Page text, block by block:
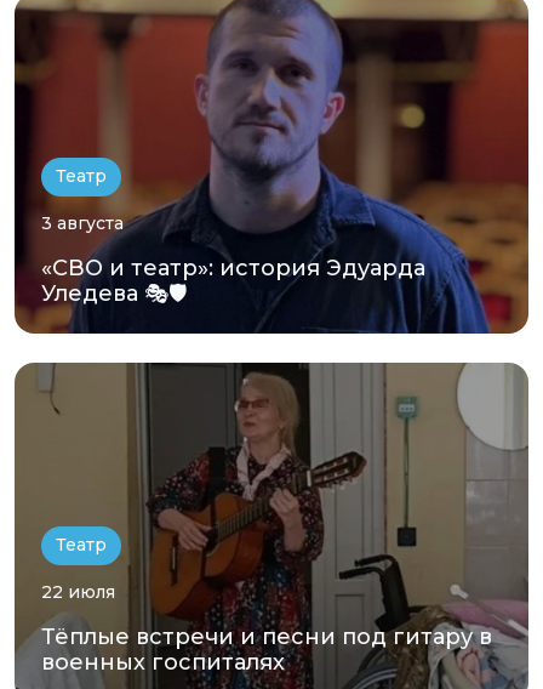
Театр
3 августа
«СВО и театр»: история Эдуарда
Уледева 🎭🛡️
Театр
22 июля
Тёплые встречи и песни под гитару в
военных госпиталях